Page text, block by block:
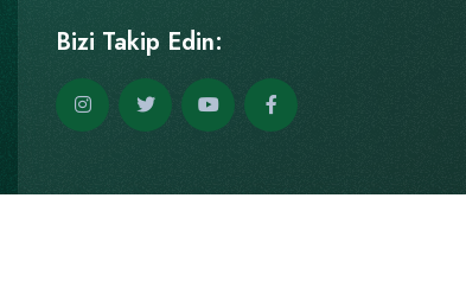
Bizi Takip Edin: